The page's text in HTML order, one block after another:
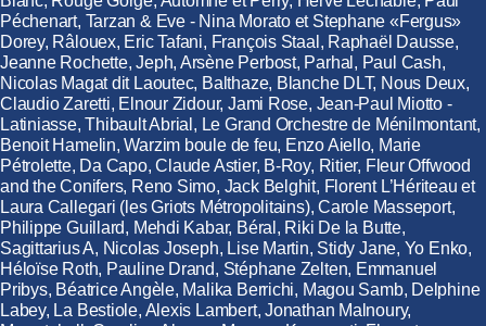
Péchenart, Tarzan & Eve - Nina Morato et Stephane «Fergus»
Dorey, Râlouex, Eric Tafani, François Staal, Raphaël Dausse,
Jeanne Rochette, Jeph, Arsène Perbost, Parhal, Paul Cash,
Nicolas Magat dit Laoutec, Balthaze, Blanche DLT, Nous Deux,
Claudio Zaretti, Elnour Zidour, Jami Rose, Jean-Paul Miotto -
Latiniasse, Thibault Abrial, Le Grand Orchestre de Ménilmontant,
Benoit Hamelin, Warzim boule de feu, Enzo Aiello, Marie
Pétrolette, Da Capo, Claude Astier, B-Roy, Ritier, Fleur Offwood
and the Conifers, Reno Simo, Jack Belghit, Florent L’Hériteau et
Laura Callegari (les Griots Métropolitains), Carole Masseport,
Philippe Guillard, Mehdi Kabar, Béral, Riki De la Butte,
Sagittarius A, Nicolas Joseph, Lise Martin, Stidy Jane, Yo Enko,
Héloïse Roth, Pauline Drand, Stéphane Zelten, Emmanuel
Pribys, Béatrice Angèle, Malika Berrichi, Magou Samb, Delphine
Labey, La Bestiole, Alexis Lambert, Jonathan Malnoury,